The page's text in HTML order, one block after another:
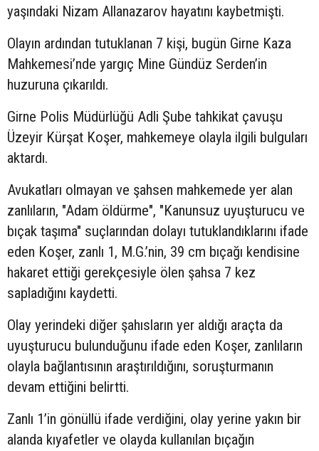
yaşındaki Nizam Allanazarov hayatını kaybetmişti.
Olayın ardından tutuklanan 7 kişi, bugün Girne Kaza
Mahkemesi’nde yargıç Mine Gündüz Serden’in
huzuruna çıkarıldı.
Girne Polis Müdürlüğü Adli Şube tahkikat çavuşu
Üzeyir Kürşat Koşer, mahkemeye olayla ilgili bulguları
aktardı.
Avukatları olmayan ve şahsen mahkemede yer alan
zanlıların, "Adam öldürme", "Kanunsuz uyuşturucu ve
bıçak taşıma" suçlarından dolayı tutuklandıklarını ifade
eden Koşer, zanlı 1, M.G.’nin, 39 cm bıçağı kendisine
hakaret ettiği gerekçesiyle ölen şahsa 7 kez
sapladığını kaydetti.
Olay yerindeki diğer şahısların yer aldığı araçta da
uyuşturucu bulunduğunu ifade eden Koşer, zanlıların
olayla bağlantısının araştırıldığını, soruşturmanın
devam ettiğini belirtti.
Zanlı 1’in gönüllü ifade verdiğini, olay yerine yakın bir
alanda kıyafetler ve olayda kullanılan bıçağın